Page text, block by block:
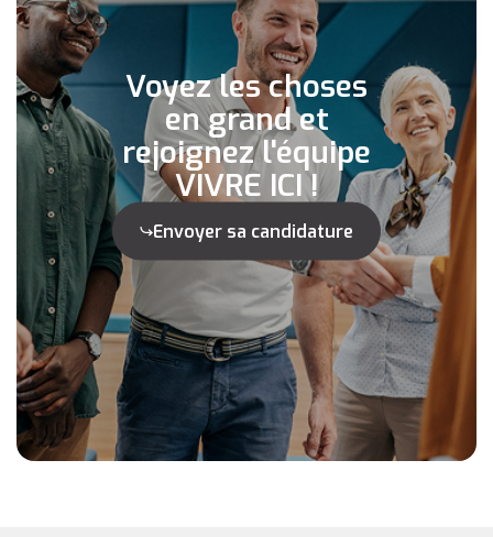
Voyez les choses
en grand et
rejoignez l'équipe
VIVRE ICI !
Envoyer sa candidature